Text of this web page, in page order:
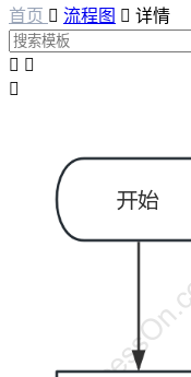
首页  流程图  详情
 
